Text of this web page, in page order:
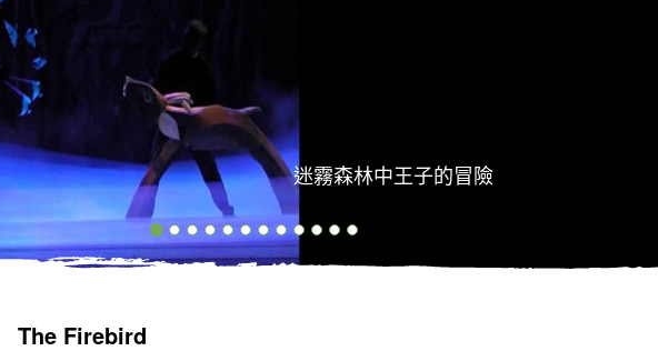
迷霧森林中王子的冒險
The Firebird